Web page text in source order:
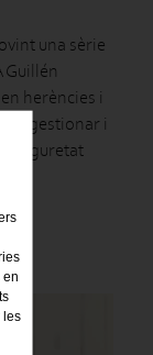
una sèrie
Guillén
herències i
gestionar i
seguretat
en
les